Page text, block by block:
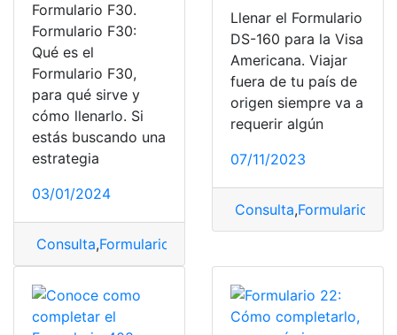
Formulario F30.
Formulario F30:
Qué es el
Formulario F30,
para qué sirve y
cómo llenarlo. Si
estás buscando una
estrategia
03/01/2024
Consulta,Formulario
Llenar el Formulario
DS-160 para la Visa
Americana. Viajar
fuera de tu país de
origen siempre va a
requerir algún
07/11/2023
Consulta,Formulario